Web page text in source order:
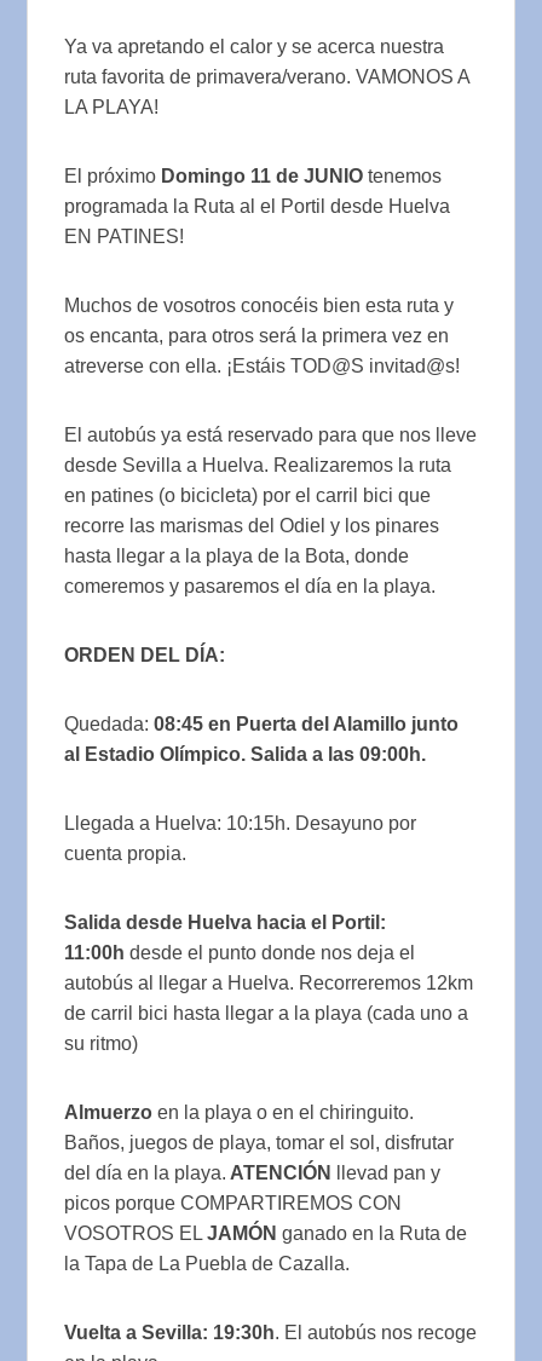
Ya va apretando el calor y se acerca nuestra
ruta favorita de primavera/verano. VAMONOS A
LA PLAYA!
El próximo Domingo 11 de JUNIO tenemos
programada la Ruta al el Portil desde Huelva
EN PATINES!
Muchos de vosotros conocéis bien esta ruta y
os encanta, para otros será la primera vez en
atreverse con ella. ¡Estáis TOD@S invitad@s!
El autobús ya está reservado para que nos lleve
desde Sevilla a Huelva. Realizaremos la ruta
en patines (o bicicleta) por el carril bici que
recorre las marismas del Odiel y los pinares
hasta llegar a la playa de la Bota, donde
comeremos y pasaremos el día en la playa.
ORDEN DEL DÍA:
Quedada:08:45 en Puerta del Alamillo junto
al Estadio Olímpico. Salida a las 09:00h.
Llegada a Huelva: 10:15h. Desayuno por
cuenta propia.
Salida desde Huelva hacia el Portil:
11:00h desde el punto donde nos deja el
autobús al llegar a Huelva. Recorreremos 12km
de carril bici hasta llegar a la playa (cada uno a
su ritmo)
Almuerzo en la playa o en el chiringuito.
Baños, juegos de playa, tomar el sol, disfrutar
del día en la playa. ATENCIÓN
llevad pan y
picos porque COMPARTIREMOS CON
VOSOTROS ELJAMÓN ganado en la Ruta de
la Tapa de La Puebla de Cazalla.
Vuelta a Sevilla: 19:30h. El autobús nos recoge